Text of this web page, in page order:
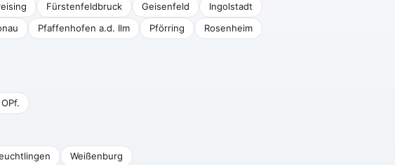
Fürstenfeldbruck Geisenfeld
Ingolstadt
Pfaffenhofen a.d. Ilm Pförring
Rosenheim
Weißenburg